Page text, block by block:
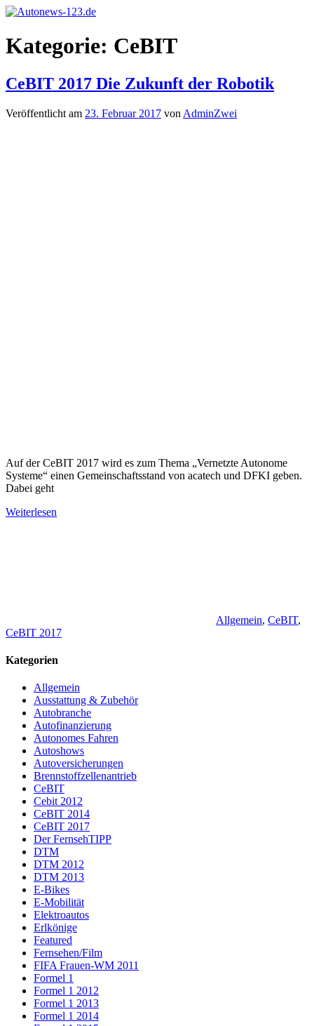
Zum
springen
123.de
mit
Kategorie: CeBIT
CeBIT 2017 Die Zukunft der Robotik
Veröffentlicht am 23. Februar 2017 von AdminZwei
Auf der CeBIT 2017 wird es zum Thema „Vernetzte Autonome
Systeme“ einen Gemeinschaftsstand von acatech und DFKI geben.
Dabei geht
Weiterlesen
Allgemein, CeBIT,
CeBIT 2017
Kategorien
Allgemein
Ausstattung & Zubehör
Autobranche
Autofinanzierung
Autonomes Fahren
Autoshows
Autoversicherungen
Brennstoffzellenantrieb
CeBIT
Cebit 2012
CeBIT 2014
CeBIT 2017
Der FernsehTIPP
DTM
DTM 2012
DTM 2013
E-Bikes
E-Mobilität
Elektroautos
Erlkönige
Featured
Fernsehen/Film
FIFA Frauen-WM 2011
Formel 1
Formel 1 2012
Formel 1 2013
Formel 1 2014